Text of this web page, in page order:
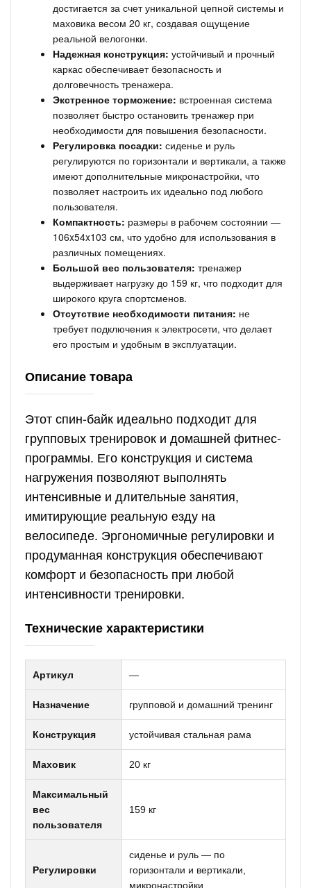
достигается за счет уникальной цепной системы и
маховика весом 20 кг, создавая ощущение
реальной велогонки.
Надежная конструкция: устойчивый и прочный
каркас обеспечивает безопасность и
долговечность тренажера.
Экстренное торможение: встроенная система
позволяет быстро остановить тренажер при
необходимости для повышения безопасности.
Регулировка посадки: сиденье и руль
регулируются по горизонтали и вертикали, а также
имеют дополнительные микронастройки, что
позволяет настроить их идеально под любого
пользователя.
Компактность: размеры в рабочем состоянии —
106x54x103 см, что удобно для использования в
различных помещениях.
Большой вес пользователя: тренажер
выдерживает нагрузку до 159 кг, что подходит для
широкого круга спортсменов.
Отсутствие необходимости питания: не
требует подключения к электросети, что делает
его простым и удобным в эксплуатации.
Описание товара
Этот спин-байк идеально подходит для
групповых тренировок и домашней фитнес-
программы. Его конструкция и система
нагружения позволяют выполнять
интенсивные и длительные занятия,
имитирующие реальную езду на
велосипеде. Эргономичные регулировки и
продуманная конструкция обеспечивают
комфорт и безопасность при любой
интенсивности тренировки.
Технические характеристики
Артикул —
Назначение групповой и домашний тренинг
Конструкция устойчивая стальная рама
Маховик 20 кг
Максимальный
вес
пользователя
159 кг
Регулировки
сиденье и руль — по
горизонтали и вертикали,
микронастройки